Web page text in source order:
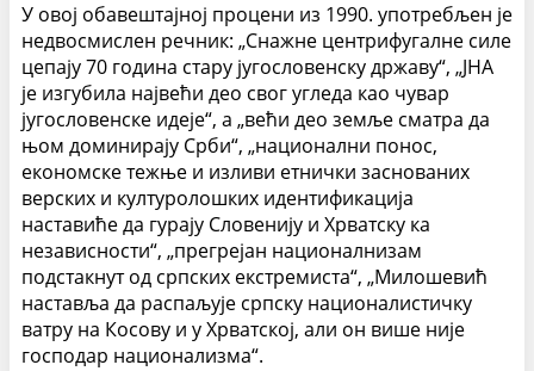
У овој обавештајној процени из 1990. употребљен је
недвосмислен речник: „Снажне центрифугалне силе
цепају 70 година стару југословенску државу“, „ЈНА
је изгубила највећи део свог угледа као чувар
југословенске идеје“, а „већи део земље сматра да
њом доминирају Срби“, „национални понос,
економске тежње и изливи етнички заснованих
верских и културолошких идентификација
наставиће да гурају Словенију и Хрватску ка
независности“, „прегрејан националнизам
подстакнут од српских екстремиста“, „Милошевић
наставља да распаљује српску националистичку
ватру на Косову и у Хрватској, али он више није
господар национализма“.